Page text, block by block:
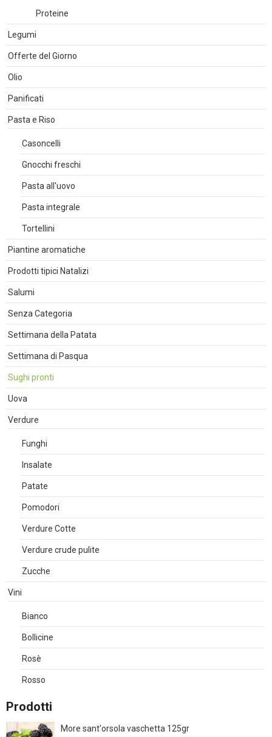
Proteine
Legumi
Offerte del Giorno
Olio
Panificati
Pasta e Riso
Casoncelli
Gnocchi freschi
Pasta all'uovo
Pasta integrale
Tortellini
Piantine aromatiche
Prodotti tipici Natalizi
Salumi
Senza Categoria
Settimana della Patata
Settimana di Pasqua
Sughi pronti
Uova
Verdure
Funghi
Insalate
Patate
Pomodori
Verdure Cotte
Verdure crude pulite
Zucche
Vini
Bianco
Bollicine
Rosè
Rosso
Prodotti
More sant'orsola vaschetta 125gr